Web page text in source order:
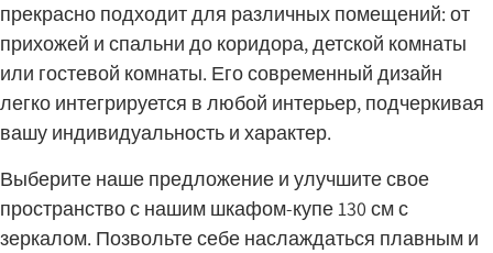
прекрасно подходит для различных помещений: от
прихожей и спальни до коридора, детской комнаты
или гостевой комнаты. Его современный дизайн
легко интегрируется в любой интерьер, подчеркивая
вашу индивидуальность и характер.
Выберите наше предложение и улучшите свое
пространство с нашим шкафом-купе 130 см с
зеркалом. Позвольте себе наслаждаться плавным и